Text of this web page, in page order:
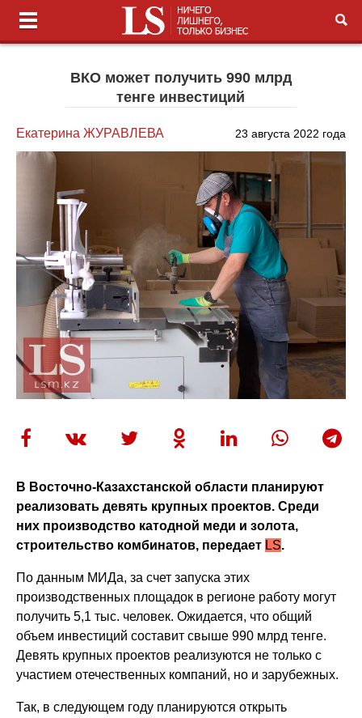
ВКО может получить 990 млрд
тенге инвестиций
Екатерина ЖУРАВЛЕВА 23 августа 2022 года
В Восточно-Казахстанской области планируют
реализовать девять крупных проектов. Среди
них производство катодной меди и золота,
строительство комбинатов, передает LS.
По данным МИДа, за счет запуска этих
производственных площадок в регионе работу могут
получить 5,1 тыс. человек. Ожидается, что общий
объем инвестиций составит свыше 990 млрд тенге.
Девять крупных проектов реализуются не только с
участием отечественных компаний, но и зарубежных.
Так, в следующем году планируются открыть